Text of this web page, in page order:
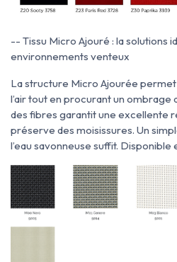
-- Tissu Micro Ajouré : la solutions
environnements venteux
La structure Micro Ajourée
l’air tout en procurant un
des fibres garantit une excellente
préserve des moisissures. Un
l’eau savonneuse suffit. Disponible